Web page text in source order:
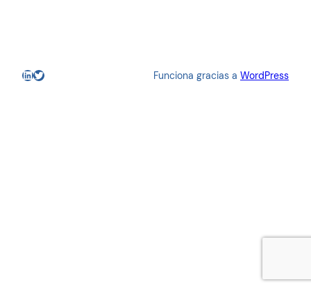
LinkedIn
Twitter Funciona gracias a WordPress